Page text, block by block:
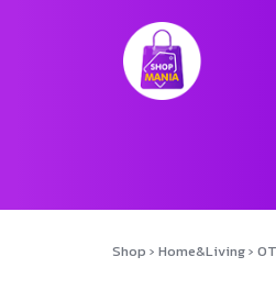
Shop › Home&Living›